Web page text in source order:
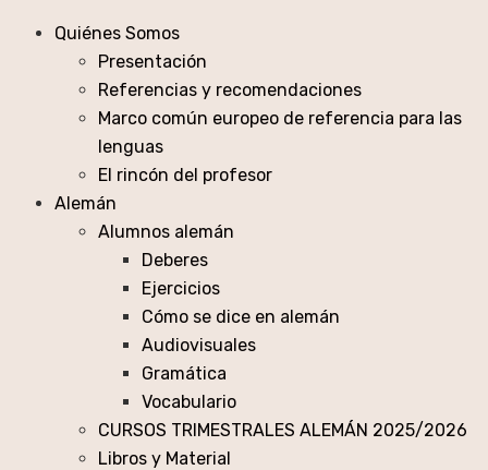
Quiénes Somos
Presentación
Referencias y recomendaciones
Marco común europeo de referencia para las
lenguas
El rincón del profesor
Alemán
Alumnos alemán
Deberes
Ejercicios
Cómo se dice en alemán
Audiovisuales
Gramática
Vocabulario
CURSOS TRIMESTRALES ALEMÁN 2025/2026
Libros y Material